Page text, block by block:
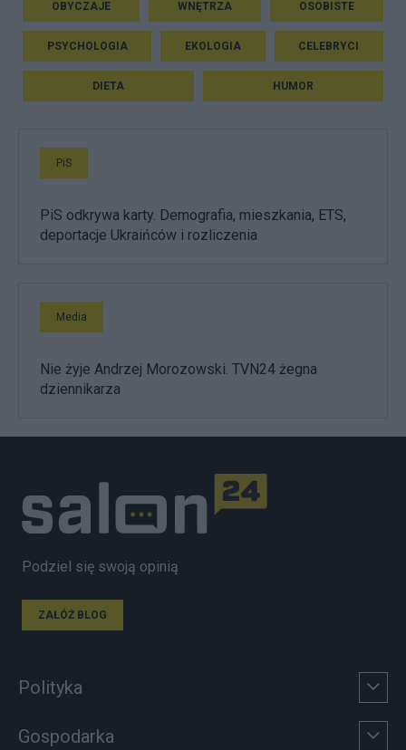
OBYCZAJE WNĘTRZA OSOBISTE
PSYCHOLOGIA EKOLOGIA CELEBRYCI
DIETA HUMOR
PiS
PiS odkrywa karty. Demografia, mieszkania, ETS,
deportacje Ukraińców i rozliczenia
Media
Nie żyje Andrzej Morozowski. TVN24 żegna
dziennikarza
Podziel się swoją opinią
ZAŁÓŻ BLOG
Polityka
Gospodarka